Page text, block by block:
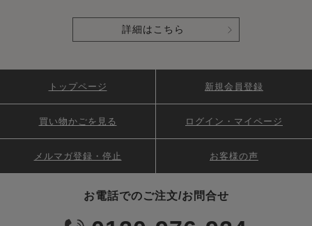
詳細はこちら
お電話でのご注文/お問合せ
トップページ 新規会員登録
買い物かごを見る ログイン・マイページ
メルマガ登録・停止 お客様の声